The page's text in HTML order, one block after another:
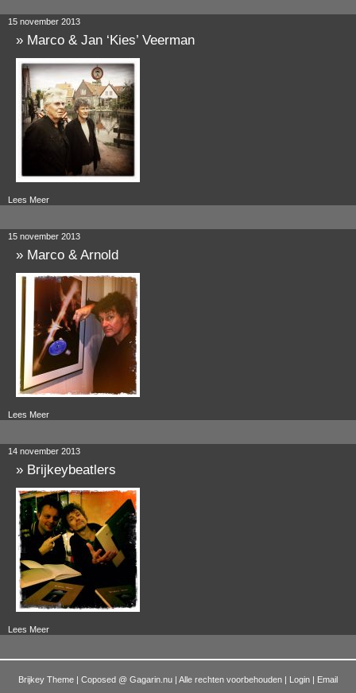
15 november 2013
» Marco & Jan ‘Kies’ Veerman
Lees Meer
15 november 2013
» Marco & Arnold
Lees Meer
14 november 2013
» Brijkeybeatlers
Lees Meer
Brijkey Theme | Coposed @ Gagarin.nu | Alle rechten voorbehouden | Login | Email